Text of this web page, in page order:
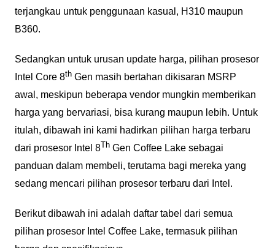
terjangkau untuk penggunaan kasual, H310 maupun
B360.
Sedangkan untuk urusan update harga, pilihan prosesor
Intel Core 8thGen masih bertahan dikisaran MSRP
awal, meskipun beberapa vendor mungkin memberikan
harga yang bervariasi, bisa kurang maupun lebih. Untuk
itulah, dibawah ini kami hadirkan pilihan harga terbaru
dari prosesor Intel 8ThGen Coffee Lake sebagai
panduan dalam membeli, terutama bagi mereka yang
sedang mencari pilihan prosesor terbaru dari Intel.
Berikut dibawah ini adalah daftar tabel dari semua
pilihan prosesor Intel Coffee Lake, termasuk pilihan